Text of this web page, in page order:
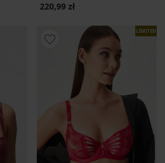
220,99 zł
LIMITED